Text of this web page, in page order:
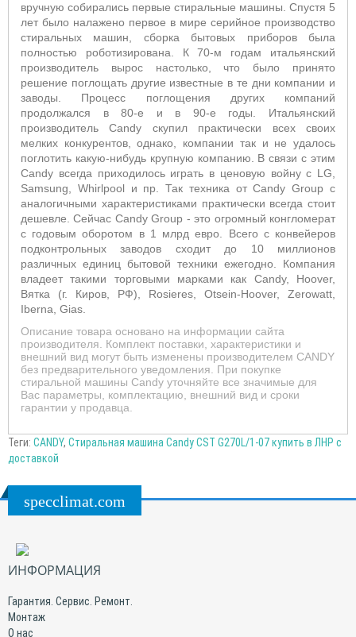
вручную собирались первые стиральные машины. Спустя 5
лет было налажено первое в мире серийное производство
стиральных машин, сборка бытовых приборов была
полностью роботизирована. К 70-м годам итальянский
производитель вырос настолько, что было принято
решение поглощать другие известные в те дни компании и
заводы. Процесс поглощения других компаний
продолжался в 80-е и в 90-е годы. Итальянский
производитель Candy скупил практически всех своих
мелких конкурентов, однако, компании так и не удалось
поглотить какую-нибудь крупную компанию. В связи с этим
Candy всегда приходилось играть в ценовую войну с LG,
Samsung, Whirlpool и пр. Так техника от Candy Group с
аналогичными характеристиками практически всегда стоит
дешевле. Сейчас Candy Group - это огромный конгломерат
с годовым оборотом в 1 млрд евро. Всего с конвейеров
подконтрольных заводов сходит до 10 миллионов
различных единиц бытовой техники ежегодно. Компания
владеет такими торговыми марками как Candy, Hoover,
Вятка (г. Киров, РФ), Rosieres, Otsein-Hoover, Zerowatt,
Iberna, Gias.
Описание товара основано на информации сайта
производителя. Комплект поставки, характеристики и
внешний вид могут быть изменены производителем CANDY
без предварительного уведомления. При покупке
стиральной машины Candy уточняйте все значимые для
Вас параметры, комплектацию, внешний вид и сроки
гарантии у продавца.
Теги: CANDY, Стиральная машина Candy CST G270L/1-07 купить в ЛНР с
доставкой
specclimat.com
ИНФОРМАЦИЯ
Гарантия. Сервис. Ремонт.
Монтаж
О нас